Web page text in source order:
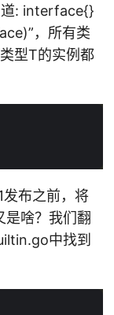
道: interface{}
，所有类
型T的实例都
发布之前，将
啥？我们翻
中找到